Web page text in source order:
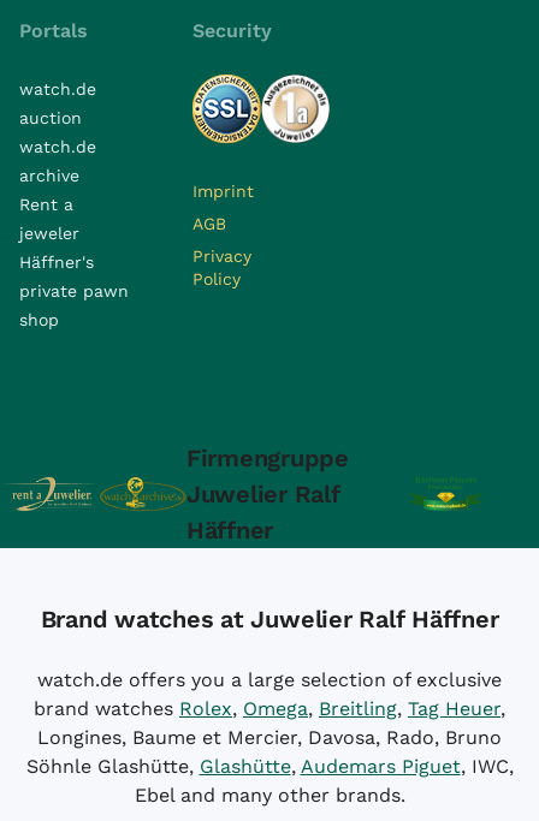
Portals
watch.de
auction
watch.de
archive
Rent a
jeweler
Häffner's
private pawn
shop
Security
Imprint
AGB
Privacy
Policy
Firmengruppe
Juwelier Ralf
Häffner
Brand watches at Juwelier Ralf Häffner
watch.de offers you a large selection of exclusive
brand watches Rolex, Omega, Breitling, Tag Heuer,
Longines, Baume et Mercier, Davosa, Rado, Bruno
Söhnle Glashütte, Glashütte, Audemars Piguet, IWC,
Ebel and many other brands.